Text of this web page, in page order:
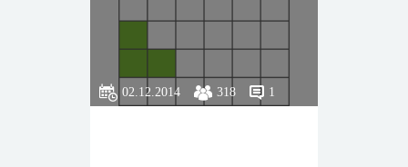
02.12.2014 318 1